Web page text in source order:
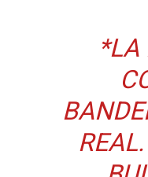
*LA